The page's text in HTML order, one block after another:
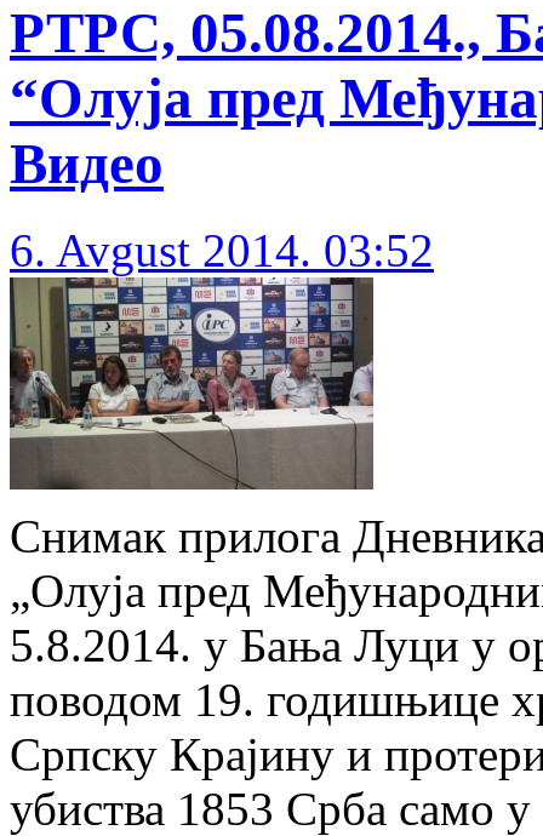
РТРС, 05.08.2014.,
“Олуја пред
Видео
6. Avgust 2014. 03:52
Снимак прилога
„Олуја пред
5.8.2014. у Бања Луци у
поводом 19. годишњице
Српску Крајину и
убиства 1853 Срба само